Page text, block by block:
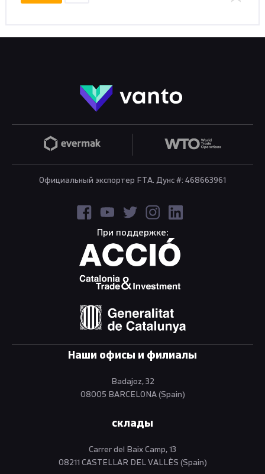
Официальный экспортер FTA. Дунс #: 468663961
При поддержке:
Наши офисы и филиалы
Badajoz, 32
08005 BARCELONA (Spain)
склады
Carrer del Baix Camp, 13
08211 CASTELLAR DEL VALLÈS (Spain)